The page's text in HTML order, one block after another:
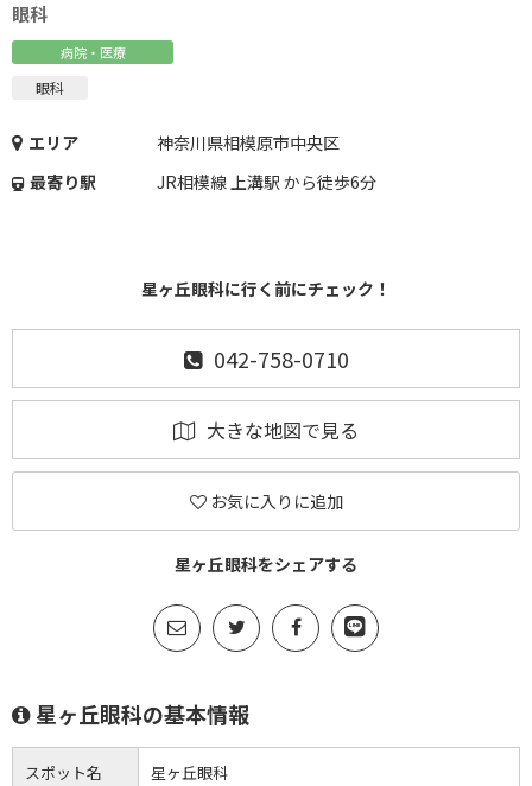
眼科
病院・医療
眼科
エリア
神奈川県相模原市中央区
最寄り駅
JR相模線 上溝駅 から徒歩6分
星ヶ丘眼科に行く前にチェック！
042-758-0710
大きな地図で見る
お気に入りに追加
星ヶ丘眼科をシェアする
星ヶ丘眼科の基本情報
スポット名 星ヶ丘眼科